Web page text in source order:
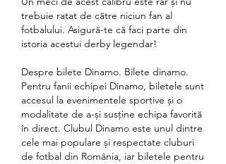
trebuie ratat de către niciun fan al
fotbalului. Asigură-te că faci parte din
istoria acestui derby legendar!
Despre bilete Dinamo. Bilete dinamo.
Pentru fanii echipei Dinamo, biletele sunt
accesul la evenimentele sportive și o
modalitate de a-și susține echipa favorită
în direct. Clubul Dinamo este unul dintre
cele mai populare și respectate cluburi
de fotbal din România, iar biletele pentru